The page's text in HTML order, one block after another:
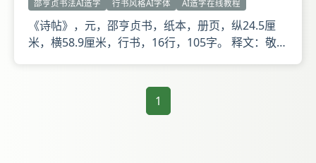
邵亨贞书法AI造字 行书风格AI字体 AI造字在线教程
《诗帖》，元，邵亨贞书，纸本，册页，纵24.5厘
米，横58.9厘米，行书，16行，105字。 释文：敬次
虚士，杨子亭中半列仙。二月烟云供画卷，百花洲渚
送吟船。诸贤欲设先生馔，应取侯鲭手自编。至正壬
1